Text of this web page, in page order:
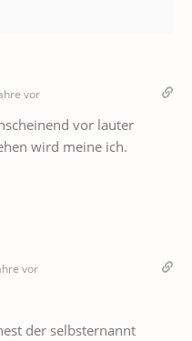
vor
vor lauter
wird meine ich.
vor
der selbsternannt